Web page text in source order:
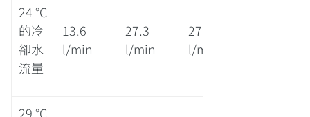
24 °C
的冷
卻水
流量
13.6
l/min
27.3
l/min
27.3
l/min
29 °C